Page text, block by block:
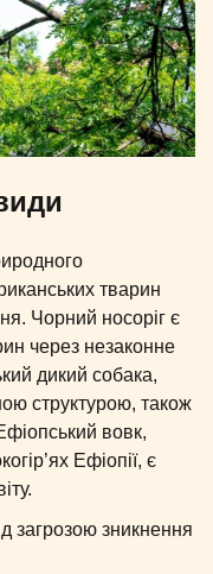
тварин
Чорний носоріг є
через незаконне
дикий собака,
структурою, також
вовк,
Ефіопії, є
загрозою зникнення